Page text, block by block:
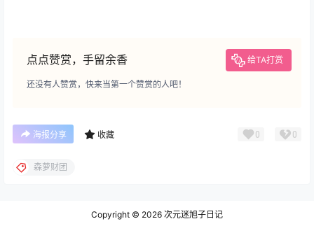
点点赞赏，手留余香 给TA打赏
还没有人赞赏，快来当第一个赞赏的人吧！
海报分享 收藏 0 0
森萝财团
Copyright © 2026 次元迷旭子日记